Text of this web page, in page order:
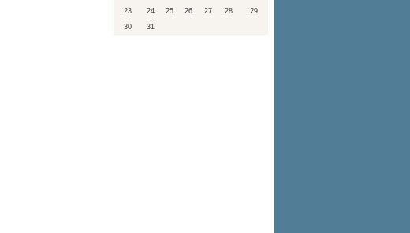
23
24 25 26 27 28
29
30
31